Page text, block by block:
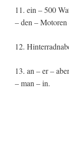
11. ein – 500
– den – Motoren
12.
13. an – er –
– man – in.